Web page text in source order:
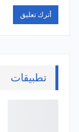
تطبيقات